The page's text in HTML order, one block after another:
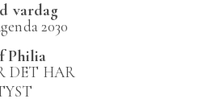
vardag
2030
Philia
DET HAR